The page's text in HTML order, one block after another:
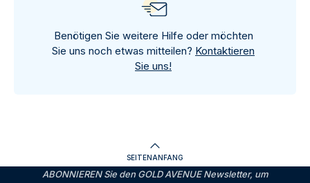
Benötigen Sie weitere Hilfe oder möchten
Sie uns noch etwas mitteilen? Kontaktieren
Sie uns!
SEITENANFANG
ABONNIEREN Sie den GOLD AVENUE Newsletter, um